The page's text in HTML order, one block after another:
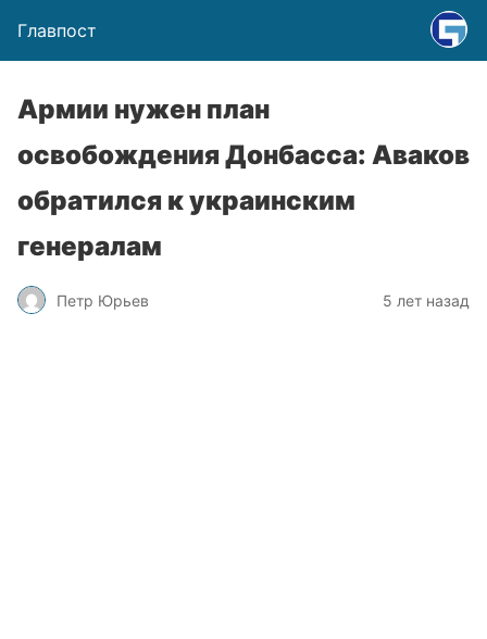
Главпост
Армии нужен план
освобождения Донбасса: Аваков
обратился к украинским
генералам
Петр Юрьев 5 лет назад